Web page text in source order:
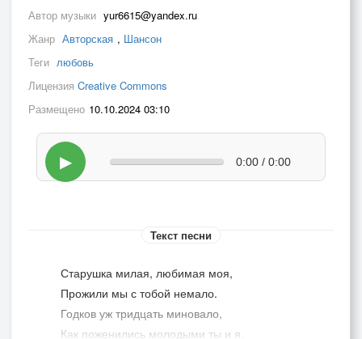
Автор музыки yur6615@yandex.ru
Жанр Авторская , Шансон
Теги любовь
Лицензия Creative Commons
Размещено 10.10.2024 03:10
▶ 0:00 / 0:00
Текст песни
Старушка милая, любимая моя,
Прожили мы с тобой немало.
Годков уж тридцать миновало,
Как поженились молодыми ты и я.